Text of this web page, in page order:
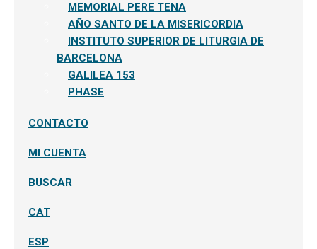
MEMORIAL PERE TENA
AÑO SANTO DE LA MISERICORDIA
INSTITUTO SUPERIOR DE LITURGIA DE
BARCELONA
GALILEA 153
PHASE
CONTACTO
MI CUENTA
BUSCAR
CAT
ESP